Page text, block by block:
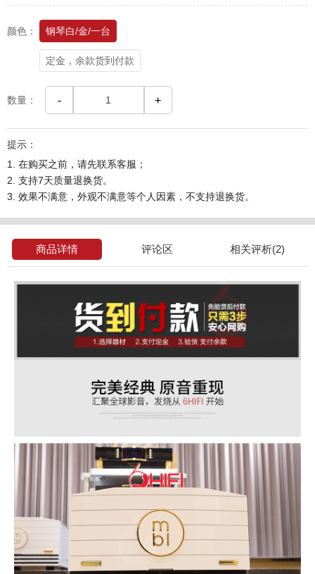
颜色： 钢琴白/金/一台
定金，余款货到付款
数量： - +
提示：
1. 在购买之前，请先联系客服；
2. 支持7天质量退换货。
3. 效果不满意，外观不满意等个人因素，不支持退换货。
商品详情 评论区 相关评析(2)